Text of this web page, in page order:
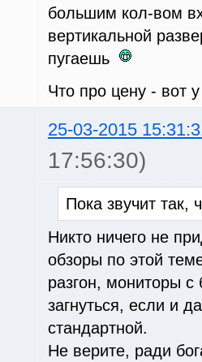
большим кол-вом
вертикальной
пугаешь
Что про цену - вот
25-03-2015
17:56:30)
Пока звучит так,
Никто ничего не
обзоры по этой
разгон, мониторы с
загнуться, если и
стандартной.
Не верите, ради